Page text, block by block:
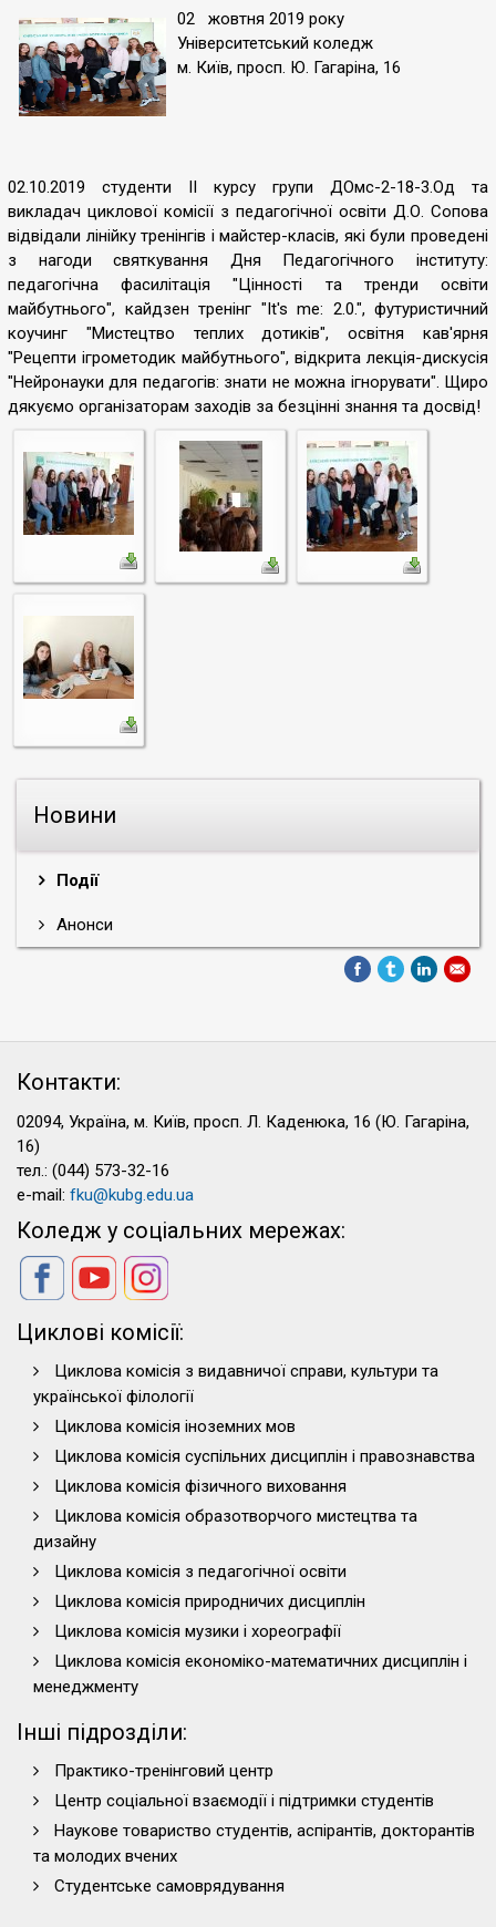
Новини
Події
Анонси
02 жовтня 2019 року
Університетський коледж
м. Київ, просп. Ю. Гагаріна, 16
02.10.2019 студенти ІІ курсу групи ДОмс-2-18-3.Од та
викладач циклової комісії з педагогічної освіти Д.О. Сопова
відвідали лінійку тренінгів і майстер-класів, які були проведені
з нагоди святкування Дня Педагогічного інституту:
педагогічна фасилітація "Цінності та тренди освіти
майбутнього", кайдзен тренінг "It's me: 2.0.", футуристичний
коучинг "Мистецтво теплих дотиків", освітня кав'ярня
"Рецепти ігрометодик майбутнього", відкрита лекція-дискусія
"Нейронауки для педагогів: знати не можна ігнорувати". Щиро
дякуємо організаторам заходів за безцінні знання та досвід!
Контакти:
02094, Україна, м. Київ, просп. Л. Каденюка, 16 (Ю. Гагаріна,
16)
тел.: (044) 573-32-16
e-mail: fku@kubg.edu.ua
Коледж у соціальних мережах:
Циклові комісії:
Циклова комісія з видавничої справи, культури та
української філології
Циклова комісія іноземних мов
Циклова комісія суспільних дисциплін і правознавства
Циклова комісія фізичного виховання
Циклова комісія образотворчого мистецтва та
дизайну
Циклова комісія з педагогічної освіти
Циклова комісія природничих дисциплін
Циклова комісія музики і хореографії
Циклова комісія економіко-математичних дисциплін і
менеджменту
Інші підрозділи:
Практико-тренінговий центр
Центр соціальної взаємодії і підтримки студентів
Наукове товариство студентів, аспірантів, докторантів
та молодих вчених
Студентське самоврядування